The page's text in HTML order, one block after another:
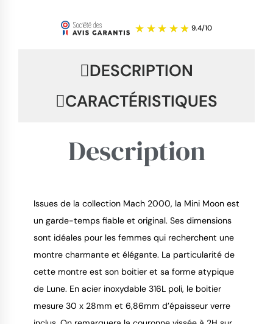
9.4
DESCRIPTION
CARACTÉRISTIQUES
Description
Issues de la collection Mach 2000, la Mini Moon est
un garde-temps fiable et original. Ses dimensions
sont idéales pour les femmes qui recherchent une
montre charmante et élégante. La particularité de
cette montre est son boitier et sa forme atypique
de Lune. En acier inoxydable 316L poli, le boitier
mesure 30 x 28mm et 6,86mm d’épaisseur verre